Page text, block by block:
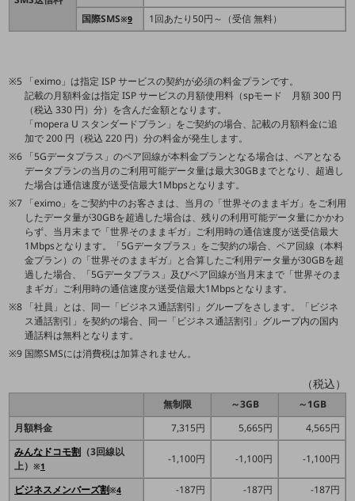
旬な話題やお役立ち資料などDXの課題を
解決するヒントをお届けする記事サイト
トレンド記事特集
IT用語集
中堅中小企業向け
サービス・ソリューション
課題やニーズに合ったサービスをご紹介し、
中堅中小企業のビジネスをサポート！
お悩みから見つける
お悩みから見つけるTOP
ネットワーク
モバイル・音声
バックオフィス
リモート・ハイブリッドワーク
セキュリティ
業界から見つける
製造業
小売・卸売業
運輸業
国際SMS※9 1回あたり50円～（受信 無料）
「eximo」は指定 ISP サービスの契約が必須の料金プランです。
記載の月額料金は指定 ISP サービスの月額使用料（spモード 月額 300 円
（税込 330 円）分）を含んだ金額となります。
「mopera U スタンダードプラン」をご契約の場合、記載の月額料金に追
加で 200 円（税込 220 円）分の料金が発生します。
「5Gデータプラス」のペア回線が本料金プランとなる場合は、ペアとなる
データプランの当月のご利用可能データ量は最大30GBまでとなり、超過し
た場合は通信速度が送受信最大1Mbpsとなります。
「eximo」をご契約中のお客さまは、当月の「世界そのままギガ」をご利用
したデータ量が30GBを超過した場合は、残りの利用可能データ量にかかわ
らず、当月末まで「世界そのままギガ」ご利用時の通信速度が送受信最大
1Mbpsとなります。「5Gデータプラス」をご契約の場合、ペア回線（本料
金プラン）の「世界そのままギガ」と合算したご利用データ量が30GBを超
過した場合、「5Gデータプラス」及びペア回線が当月末まで「世界そのま
まギガ」ご利用時の通信速度が送受信最大1Mbpsとなります。
「社員」とは、同一「ビジネス通話割引」グループをさします。「ビジネ
ス通話割引」を契約の場合、同一「ビジネス通話割引」グループ内の国内
通話料は無料となります。
国際SMSには消費税は加算されません。
（税込）
無制限 ～3GB
～1GB
月額料金
7,315円 5,665円
4,565円
みんなドコモ割 （3回線以
上） ※1
-1,100円 -1,100円 -1,100円
ビジネスメンバーズ割※4 -187円 -187円
-187円